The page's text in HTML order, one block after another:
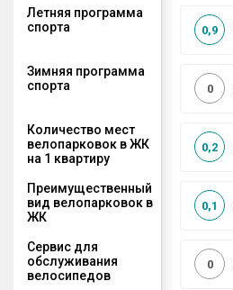
Летняя программа
спорта
0,9
Зимняя программа
спорта
0
Количество мест
велопарковок в ЖК
на 1 квартиру
0,2
Преимущественный
вид велопарковок в
ЖК
0,1
Сервис для
обслуживания
велосипедов
0